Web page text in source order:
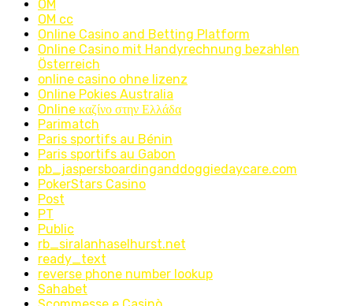
OM
OM cc
Online Casino and Betting Platform
Online Casino mit Handyrechnung bezahlen
Österreich
online casino ohne lizenz
Online Pokies Australia
Online καζίνο στην Ελλάδα
Parimatch
Paris sportifs au Bénin
Paris sportifs au Gabon
pb_jaspersboardinganddoggiedaycare.com
PokerStars Casino
Post
PT
Public
rb_siralanhaselhurst.net
ready_text
reverse phone number lookup
Sahabet